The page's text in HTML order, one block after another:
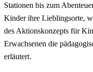
Stationen bis zum
Kinder ihre Lieblingsorte,
des Aktionskonzepts für
Erwachsenen die
erläutert.